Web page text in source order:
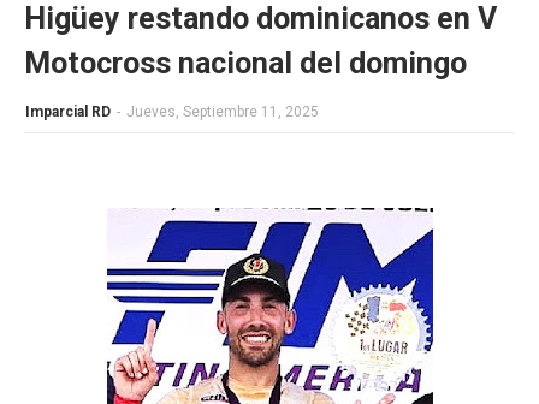
Higüey restando dominicanos en V
Motocross nacional del domingo
Imparcial RD - Jueves, Septiembre 11, 2025